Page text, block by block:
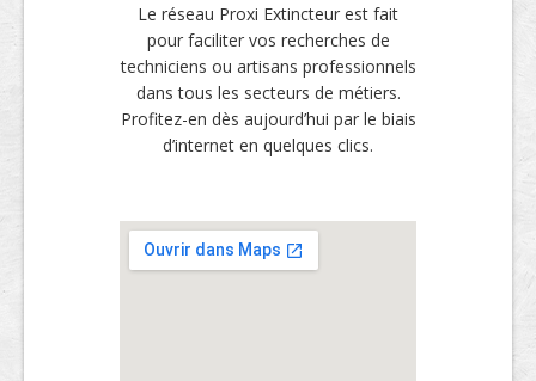
Le réseau Proxi Extincteur est fait
pour faciliter vos recherches de
techniciens ou artisans professionnels
dans tous les secteurs de métiers.
Profitez-en dès aujourd’hui par le biais
d’internet en quelques clics.